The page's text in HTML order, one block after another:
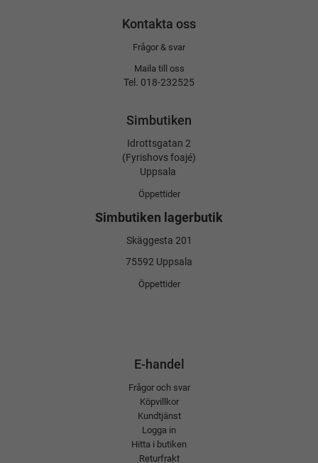
Kontakta oss
Frågor & svar
Maila till oss
Tel. 018-232525
Simbutiken
Idrottsgatan 2
(Fyrishovs foajé)
Uppsala
Öppettider
Simbutiken lagerbutik
Skäggesta 201
75592 Uppsala
Öppettider
E-handel
Frågor och svar
Köpvillkor
Kundtjänst
Logga in
Hitta i butiken
Returfrakt